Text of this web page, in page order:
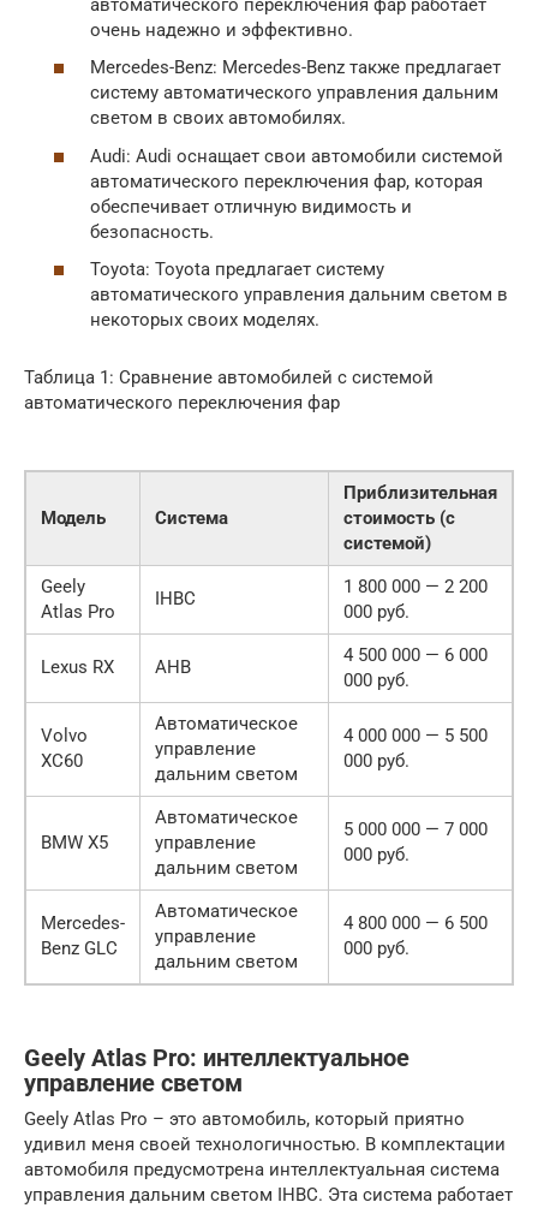
автоматического переключения фар работает
очень надежно и эффективно.
Mercedes-Benz: Mercedes-Benz также предлагает
систему автоматического управления дальним
светом в своих автомобилях.
Audi: Audi оснащает свои автомобили системой
автоматического переключения фар, которая
обеспечивает отличную видимость и
безопасность.
Toyota: Toyota предлагает систему
автоматического управления дальним светом в
некоторых своих моделях.
Таблица 1: Сравнение автомобилей с системой
автоматического переключения фар
Модель Система
Приблизительная
стоимость (с
системой)
Geely
Atlas Pro
IHBC
1 800 000 — 2 200
000 руб.
Lexus RX AHB
4 500 000 — 6 000
000 руб.
Volvo
XC60
Автоматическое
управление
дальним светом
4 000 000 — 5 500
000 руб.
BMW X5
Автоматическое
управление
дальним светом
5 000 000 — 7 000
000 руб.
Mercedes-
Benz GLC
Автоматическое
управление
дальним светом
4 800 000 — 6 500
000 руб.
Geely Atlas Pro: интеллектуальное
управление светом
Geely Atlas Pro – это автомобиль, который приятно
удивил меня своей технологичностью. В комплектации
автомобиля предусмотрена интеллектуальная система
управления дальним светом IHBC. Эта система работает